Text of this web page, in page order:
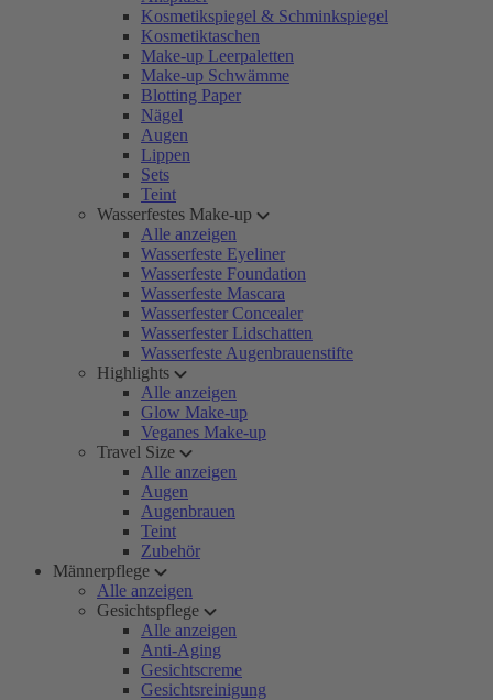
Kosmetikspiegel & Schminkspiegel
Kosmetiktaschen
Make-up Leerpaletten
Make-up Schwämme
Blotting Paper
Nägel
Augen
Lippen
Sets
Teint
Wasserfestes Make-up
Alle anzeigen
Wasserfeste Eyeliner
Wasserfeste Foundation
Wasserfeste Mascara
Wasserfester Concealer
Wasserfester Lidschatten
Wasserfeste Augenbrauenstifte
Highlights
Alle anzeigen
Glow Make-up
Veganes Make-up
Travel Size
Alle anzeigen
Augen
Augenbrauen
Teint
Zubehör
Männerpflege
Alle anzeigen
Gesichtspflege
Alle anzeigen
Anti-Aging
Gesichtscreme
Gesichtsreinigung